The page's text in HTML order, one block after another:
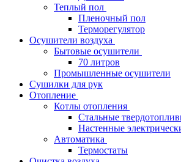
Теплый пол
Пленочный пол
Терморегулятор
Осушители воздуха
Бытовые осушители
70 литров
Промышленные осушители
Сушилки для рук
Отопление
Котлы отопления
Стальные
Настенные
Автоматика
Термостаты